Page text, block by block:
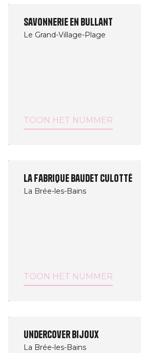
Savonnerie En Bullant
Le Grand-Village-Plage
TOON HET NUMMER
La fabrique Baudet Culotté
La Brée-les-Bains
TOON HET NUMMER
Undercover Bijoux
La Brée-les-Bains